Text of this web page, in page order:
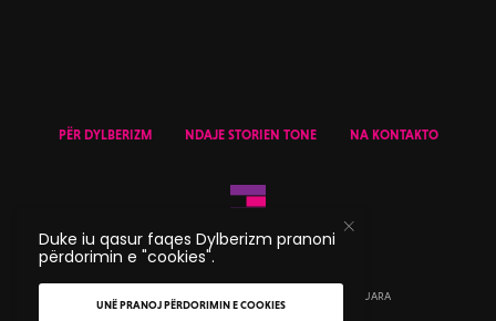
PËR DYLBERIZM NDAJE STORIEN TONE NA KONTAKTO
© 2020 DYLBERIZM - TË GJITHA TË DREJTAT E REZERVUARA
Duke iu qasur faqes Dylberizm pranoni
përdorimin e "cookies".
UNË PRANOJ PËRDORIMIN E COOKIES